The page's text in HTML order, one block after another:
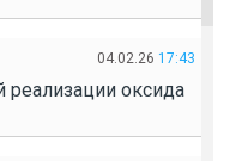
04.02.26 17:43
оксида